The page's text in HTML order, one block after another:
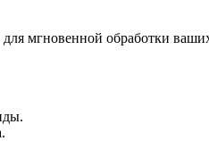
мгновенной обработки